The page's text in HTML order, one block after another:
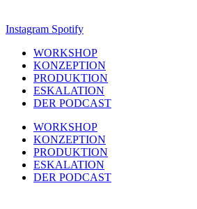
Instagram Spotify
WORKSHOP
KONZEPTION
PRODUKTION
ESKALATION
DER PODCAST
WORKSHOP
KONZEPTION
PRODUKTION
ESKALATION
DER PODCAST